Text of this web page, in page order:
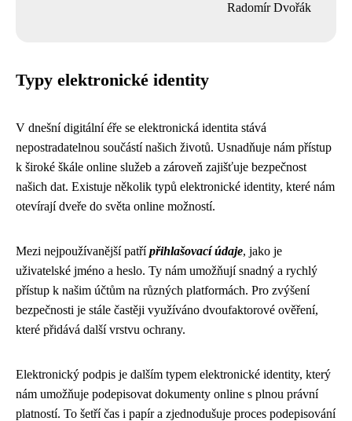
Radomír Dvořák
Typy elektronické identity
V dnešní digitální éře se elektronická identita stává
nepostradatelnou součástí našich životů. Usnadňuje nám přístup
k široké škále online služeb a zároveň zajišťuje bezpečnost
našich dat. Existuje několik typů elektronické identity, které nám
otevírají dveře do světa online možností.
Mezi nejpoužívanější patřípřihlašovací údaje, jako je
uživatelské jméno a heslo. Ty nám umožňují snadný a rychlý
přístup k našim účtům na různých platformách. Pro zvýšení
bezpečnosti je stále častěji využíváno dvoufaktorové ověření,
které přidává další vrstvu ochrany.
Elektronický podpis je dalším typem elektronické identity, který
nám umožňuje podepisovat dokumenty online s plnou právní
platností. To šetří čas i papír a zjednodušuje proces podepisování